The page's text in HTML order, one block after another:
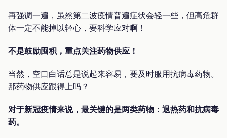
再强调一遍，虽然第二波疫情普遍症状会轻一些，但高危群
体一定不能掉以轻心，要科学应对啊！
不是鼓励囤积，重点关注药物供应！
当然，空口白话总是说起来容易，要及时服用抗病毒药物。
那药物供应跟得上吗？
对于新冠疫情来说，最关键的是两类药物：退热药和抗病毒
药。